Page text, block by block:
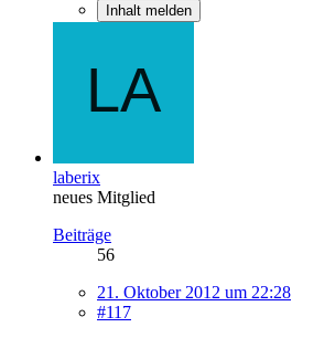
Inhalt melden
laberix
neues Mitglied
Beiträge
56
21. Oktober 2012 um 22:28
#117